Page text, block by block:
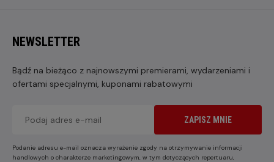
NEWSLETTER
Bądź na bieżąco z najnowszymi premierami, wydarzeniami i
ofertami specjalnymi, kuponami rabatowymi
ZAPISZ MNIE
Podanie adresu e-mail oznacza wyrażenie zgody na otrzymywanie informacji
handlowych o charakterze marketingowym, w tym dotyczących repertuaru,